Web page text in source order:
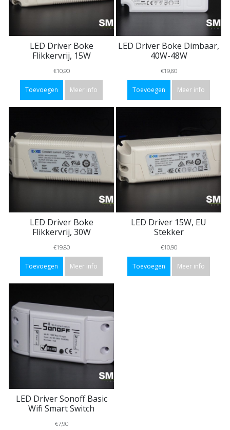
LED Driver Boke
Flikkervrij, 15W
€10,90
Toevoegen Meer info
LED Driver Boke Dimbaar,
40W-48W
€19,80
Toevoegen Meer info
LED Driver Boke
Flikkervrij, 30W
€19,80
Toevoegen Meer info
LED Driver 15W, EU
Stekker
€10,90
Toevoegen Meer info
LED Driver Sonoff Basic
Wifi Smart Switch
€7,90